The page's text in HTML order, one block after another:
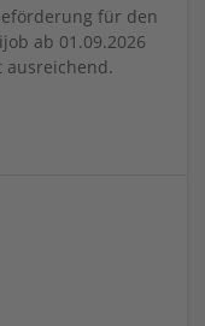
für den
ab 01.09.2026
ausreichend.